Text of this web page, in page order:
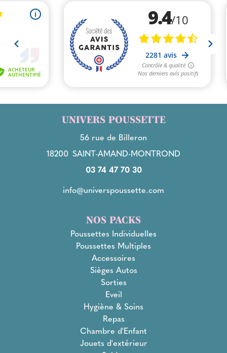
UNIVERS POUSSETTE
56 rue de Billeron
18200 SAINT-AMAND-MONTROND
03 74 47 70 30
info@universpoussette.com
NOS PACKS
Poussettes Individuelles
Poussettes Multiples
Accessoires
Sièges Autos
Sorties
Eveil
Hygiène & Soins
Repas
Chambre d'Enfant
Jouets d'extérieur